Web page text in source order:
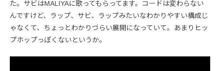
た。サビはMALIYAに歌ってもらってます。コードは変わらない
んですけど、ラップ、サビ、ラップみたいなわかりやすい構成じ
ゃなくて、ちょっとわかりづらい展開になっていて。あまりヒッ
プホップっぽくないというか。